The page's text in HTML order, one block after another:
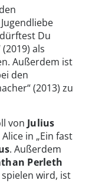
Du
als
Außerdem ist
den
(2013) zu
von Julius
in „Ein fast
. Außerdem
Perleth
spielen wird, ist